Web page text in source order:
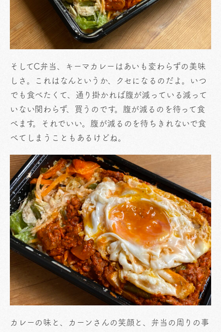
そしてC弁当、キーマカレーはあいも変わらずの美味
しさ。これはなんというか、クセになるのだよ。いつ
でも食べたくて、通り掛かれば腹が減っている減って
いない関わらず、買うのです。腹が減るのを待って食
べます。それでいい。腹が減るのを待ちきれないで食
べてしまうこともあるけどね。
カレーの味と、カーンさんの笑顔と、弁当の周りの事